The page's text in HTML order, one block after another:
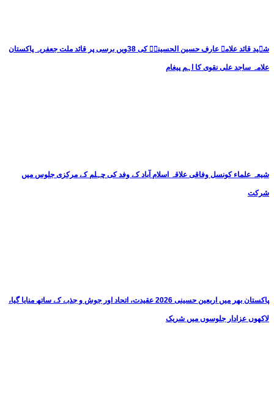
شہید قائد علامہ عارف حسین الحسینیؒ کی 38ویں برسی پر قائد ملت جعفریہ پاکستان
علامہ ساجد علی نقوی کا اہم پیغام
شیعہ علماء کونسل وفاقی علاقہ اسلام آباد کے وفد کی چہلم کے مرکزی جلوس میں
شرکت
پاکستان بھر میں اربعین حسینی 2026 عقیدت، اتحاد اور جوش و جذبے کے ساتھ منایا گیا،
لاکھوں عزادار جلوسوں میں شریک